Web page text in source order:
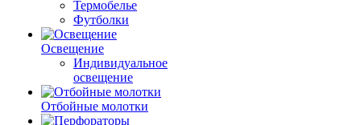
Термобелье
Футболки
Освещение
Индивидуальное
освещение
Отбойные молотки